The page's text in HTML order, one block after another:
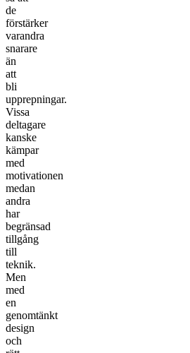
de
förstärker
varandra
snarare
än
att
bli
upprepningar.
Vissa
deltagare
kanske
kämpar
med
motivationen
medan
andra
har
begränsad
tillgång
till
teknik.
Men
med
en
genomtänkt
design
och